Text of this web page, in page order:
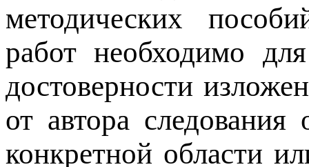
методических
работ необходимо
достоверности
от автора
конкретной области